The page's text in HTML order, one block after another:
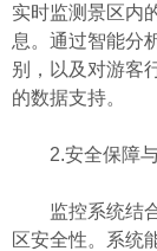
实时监测景区内
息。通过智能分
别，以及对游客
的数据支持。
2.安全保障与
监控系统结合
区安全性。系统